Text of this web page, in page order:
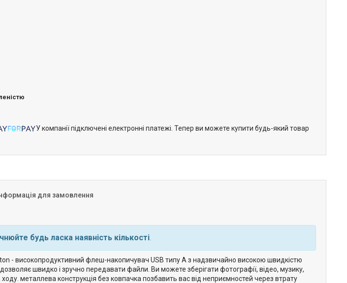
У компанії підключені електронні платежі. Тепер ви можете купити будь-який товар
для замовлення
будь ласка наявність кількості
- високопродуктивний флеш-накопичувач USB типу А з надзвичайно високою швидкістю
швидко і зручно передавати файли. Ви можете зберігати фотографії, відео, музику,
металлева конструкція без ковпачка позбавить вас від неприємностей через втрату